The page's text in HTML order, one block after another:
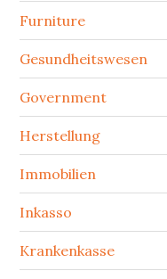
Furniture
Gesundheitswesen
Government
Herstellung
Immobilien
Inkasso
Krankenkasse